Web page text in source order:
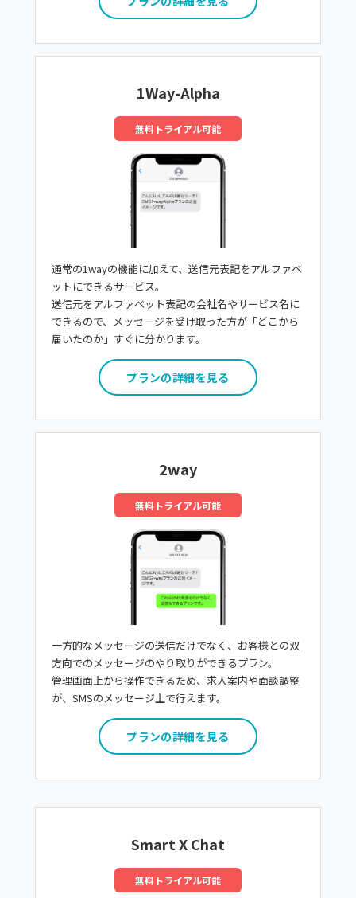
1Way-Alpha
無料トライアル可能
通常の1wayの機能に加えて、送信元表記をアルファベ
ットにできるサービス。
送信元をアルファベット表記の会社名やサービス名に
できるので、メッセージを受け取った方が「どこから
届いたのか」すぐに分かります。
プランの詳細を見る
2way
無料トライアル可能
一方的なメッセージの送信だけでなく、お客様との双
方向でのメッセージのやり取りができるプラン。
管理画面上から操作できるため、求人案内や面談調整
が、SMSのメッセージ上で行えます。
プランの詳細を見る
Smart X Chat
無料トライアル可能